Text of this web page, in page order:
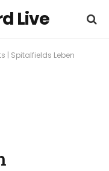
Live
| Spitalfields Leben